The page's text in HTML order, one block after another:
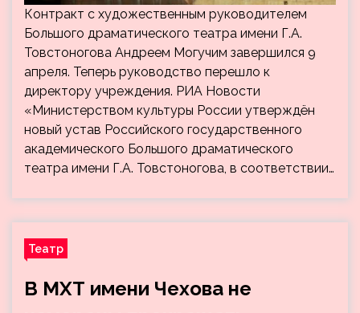
Контракт с художественным руководителем
Большого драматического театра имени Г.А.
Товстоногова Андреем Могучим завершился 9
апреля. Теперь руководство перешло к
директору учреждения. РИА Новости
«Министерством культуры России утверждён
новый устав Российского государственного
академического Большого драматического
театра имени Г.А. Товстоногова, в соответствии…
Театр
В МХТ имени Чехова не